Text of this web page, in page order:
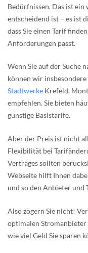
Bedürfnissen. Das ist
entscheidend ist – es ist
dass Sie einen Tarif
Anforderungen passt.
Wenn Sie auf der Suche
können wir
Stadtwerke Krefeld,
empfehlen. Sie bieten
günstige Basistarife.
Aber der Preis ist nicht
Flexibilität bei
Vertrages sollten
Webseite hilft Ihnen
und so den Anbieter und
Also zögern Sie nicht!
optimalen Stromanbieter
wie viel Geld Sie sparen